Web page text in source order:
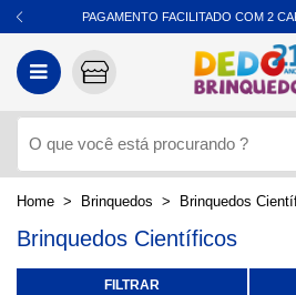
PAGAMENTO FACILITADO COM 2
Brinquedos Brinquedos
Brinquedos Científicos